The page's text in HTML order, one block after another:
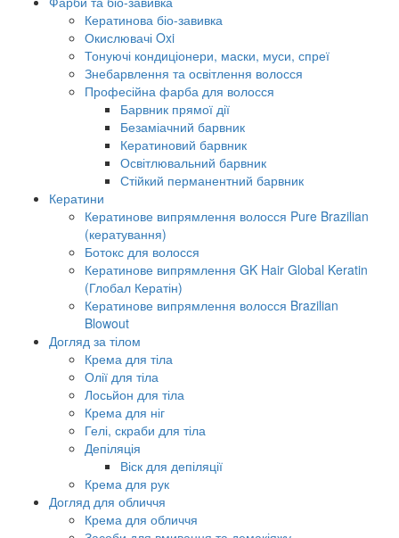
Кератинова біо-завивка
Окислювачі Oxi
Тонуючі кондиціонери, маски, муси, спреї
Знебарвлення та освітлення волосся
Професійна фарба для волосся
Барвник прямої дії
Безаміачний барвник
Кератиновий барвник
Освітлювальний барвник
Стійкий перманентний барвник
Кератини
Кератинове випрямлення волосся Pure Brazilian
(кератування)
Ботокс для волосся
Кератинове випрямлення GK Hair Global Keratin
(Глобал Кератін)
Кератинове випрямлення волосся Brazilian
Blowout
Догляд за тілом
Крема для тіла
Олії для тіла
Лосьйон для тіла
Крема для ніг
Гелі, скраби для тіла
Депіляція
Віск для депіляції
Крема для рук
Догляд для обличчя
Крема для обличчя